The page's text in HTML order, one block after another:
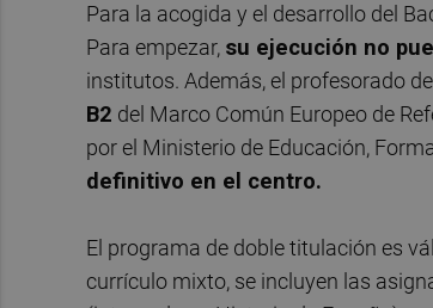
Para la acogida y el desarrollo del
Para empezar, su ejecución no
institutos. Además, el profesorado
B2 del Marco Común Europeo de
por el Ministerio de Educación,
definitivo en el centro.
El programa de doble titulación es
currículo mixto, se incluyen las